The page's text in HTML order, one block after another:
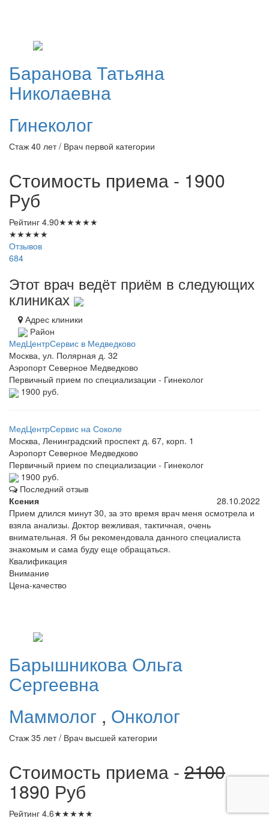
БарановаТатьяна
Николаевна
Гинеколог
Стаж 40 лет / Врач первой категории
Стоимость приема - 1900
Руб
Рейтинг 4.90★★★★★
★★★★★
Отзывов
684
Этот врач ведёт приём в следующих
клиниках
Адрес клиники
Район
МедЦентрСервис в Медведково
Москва, ул. Полярная д. 32
АэропортСеверное Медведково
Первичный прием по специализации - Гинеколог
1900 руб.
МедЦентрСервис на Соколе
Москва, Ленинградский проспект д. 67, корп. 1
АэропортСеверное Медведково
Первичный прием по специализации - Гинеколог
1900 руб.
Последний отзыв
Ксения
28.10.2022
Прием длился минут 30, за это время врач меня осмотрела и
взяла анализы. Доктор вежливая, тактичная, очень
внимательная. Я бы рекомендовала данного специалиста
знакомым и сама буду еще обращаться.
Квалификация
Внимание
Цена-качество
Барышникова Ольга
Сергеевна
Маммолог , Онколог
Стаж 35 лет / Врач высшей категории
Стоимость приема - 2100
1890 Руб
Рейтинг 4.6★★★★★